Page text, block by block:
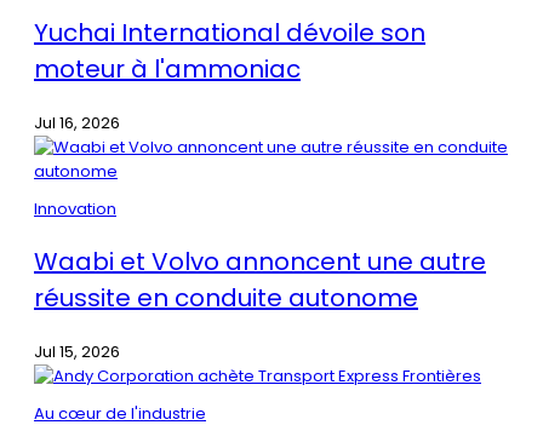
Yuchai International dévoile son
moteur à l'ammoniac
Jul 16, 2026
Innovation
Waabi et Volvo annoncent une autre
réussite en conduite autonome
Jul 15, 2026
Au cœur de l'industrie